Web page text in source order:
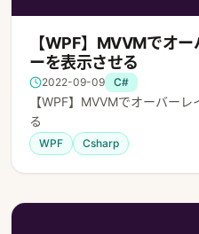
【WPF】MVVMでオ
ーを表示させる
2022-09-09 C#
【WPF】MVVMでオーバー
る
WPF Csharp